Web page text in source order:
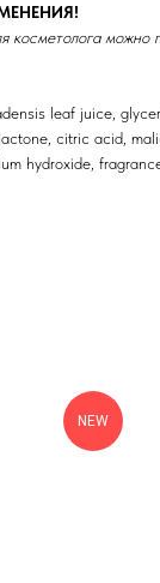
косметолога можно
leaf juice,
citric acid,
hydroxide,
NEW